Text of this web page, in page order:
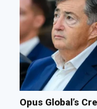
Opus Global’s